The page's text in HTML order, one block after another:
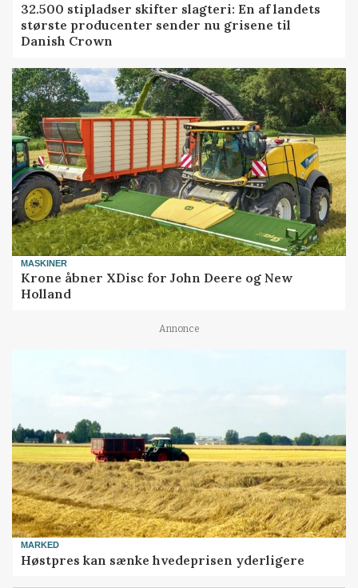
32.500 stipladser skifter slagteri: En af landets
største producenter sender nu grisene til
Danish Crown
MASKINER
Krone åbner XDisc for John Deere og New
Holland
Annonce
MARKED
Høstpres kan sænke hvedeprisen yderligere